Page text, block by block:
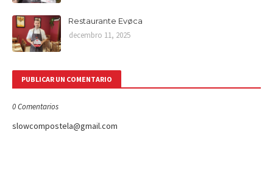
Restaurante Evøca
decembro 11, 2025
PUBLICAR UN COMENTARIO
0 Comentarios
slowcompostela@gmail.com